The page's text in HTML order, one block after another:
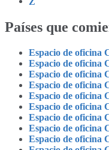
Países que
Espacio de oficina
Espacio de oficina
Espacio de oficina
Espacio de oficina
Espacio de oficina
Espacio de oficina
Espacio de oficina
Espacio de oficina
Espacio de oficina